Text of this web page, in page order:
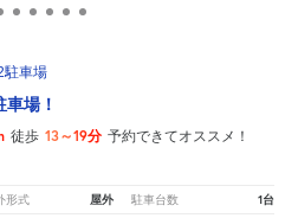
駐車場
場！
徒歩 13～19分 予約できてオススメ！
形式 屋外 駐車台数 1台